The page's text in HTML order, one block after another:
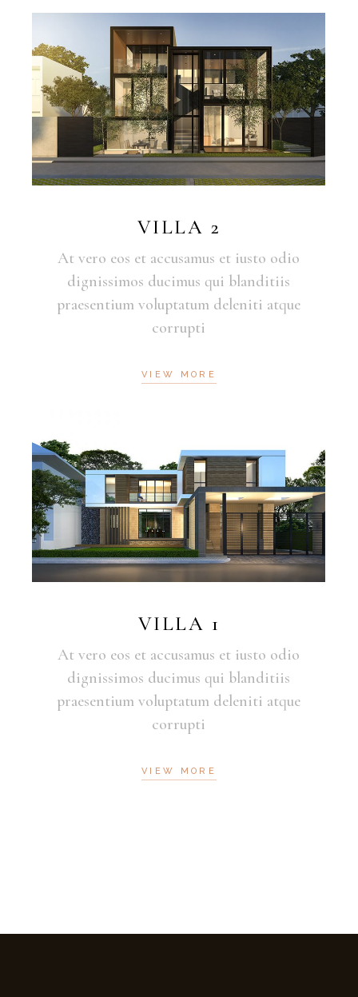
VILLA 2
At vero eos et accusamus et iusto odio
dignissimos ducimus qui blanditiis
praesentium voluptatum deleniti atque
corrupti
VIEW MORE
VILLA 1
At vero eos et accusamus et iusto odio
dignissimos ducimus qui blanditiis
praesentium voluptatum deleniti atque
corrupti
VIEW MORE